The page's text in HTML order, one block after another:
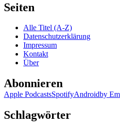
Das
Mona-
Lisa-
Virus
Seiten
Alle Titel (A-Z)
Datenschutzerklärung
Impressum
Kontakt
Über
Abonnieren
Apple PodcastsSpotifyAndroidby
Schlagwörter